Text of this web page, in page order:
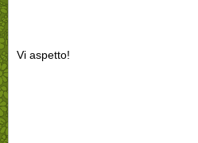
Vi aspetto!